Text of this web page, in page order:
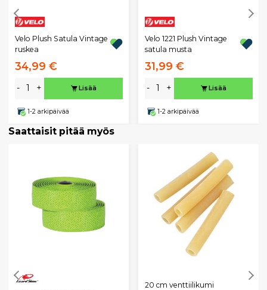
Velo Plush Satula Vintage
ruskea
34,99 €
- + Lisää
1-2 arkipäivää
Velo 1221 Plush Vintage
satula musta
31,99 €
- + Lisää
1-2 arkipäivää
Saattaisit pitää myös
20 cm venttiilikumi